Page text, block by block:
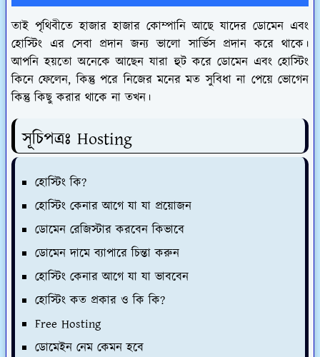
তাই পৃথিবীতে হাজার হাজার কোম্পানি আছে যাদের ডোমেন এবং
হোস্টিং এর সেবা প্রদান জন্য ভালো সার্ভিস প্রদান করে থাকে।
আপনি হয়তো অনেকে আছেন যারা হুট করে ডোমেন এবং হোস্টিং
কিনে ফেলেন, কিন্তু পরে নিজের মনের মত সুবিধা না পেয়ে ভোগেন
কিন্তু কিছু করার থাকে না তখন।
সূচিপত্রঃ Hosting
হোস্টিং কি?
হোস্টিং কেনার আগে যা যা প্রয়োজন
ডোমেন রেজিস্টার করবেন কিভাবে
ডোমেন দামে ব্যাপারে চিন্তা করুন
হোস্টিং কেনার আগে যা যা ভাববেন
হোস্টিং কত প্রকার ও কি কি?
Free Hosting
ডোমেইন নেম কেমন হবে